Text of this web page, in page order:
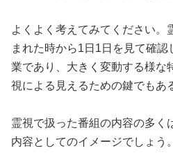
よくよく考えてみてください。
まれた時から1日1日を見て確
業であり、大きく変動する様な
視による見えるための鍵でもあ
霊視で扱った番組の内容の多く
内容としてのイメージでしょう。